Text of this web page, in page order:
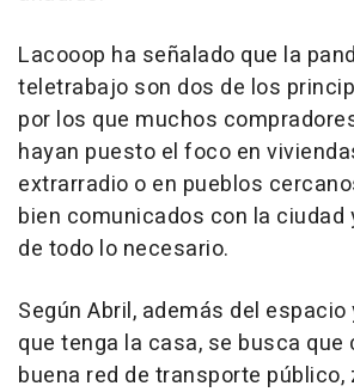
Lacooop ha señalado que la
teletrabajo son dos de los
por los que muchos
hayan puesto el foco en
extrarradio o en pueblos
bien comunicados con la ciudad
de todo lo necesario.
Según Abril, además del
que tenga la casa, se busca que
buena red de transporte